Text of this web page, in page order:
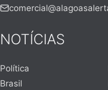
NOTÍCIAS
Política
Brasil